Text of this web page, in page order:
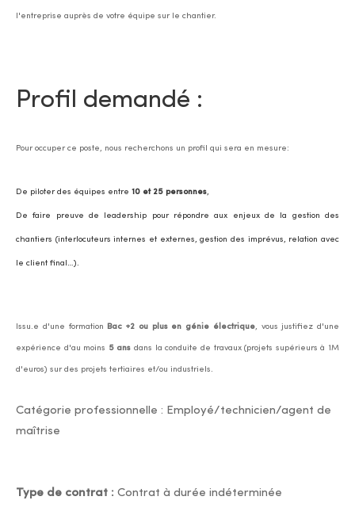
l'entreprise auprès de votre équipe sur le chantier.
Profil demandé :
Pour occuper ce poste, nous recherchons un profil qui sera en mesure:
De piloter des équipes entre 10 et 25 personnes,
De faire preuve de leadership pour répondre aux enjeux de la gestion des
chantiers (interlocuteurs internes et externes, gestion des imprévus, relation avec
le client final…).
Issu.e d'une formation Bac +2 ou plus en génie électrique, vous justifiez d'une
expérience d'au moins 5 ans dans la conduite de travaux (projets supérieurs à 1M
d'euros) sur des projets tertiaires et/ou industriels.
Catégorie professionnelle : Employé/technicien/agent de
maîtrise
Type de contrat : Contrat à durée indéterminée